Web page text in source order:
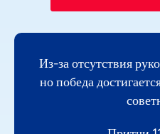
Из-за отсутствия
но победа